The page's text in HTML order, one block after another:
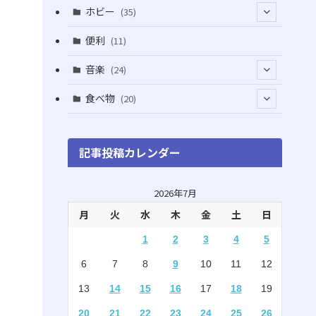
(1)
(3)
(4)
(12)
(4)
(6)
(75)
(7)
(22)
(1)
(5)
(4)
(8)
(5)
(10)
(8)
(15)
(3)
(1)
ホビー (35)
便利 (11)
音楽 (24)
(18)
食べ物 (20)
(6)
記事投稿カレンダー
2026年7月
月 火 水 木 金 土 日
1 2 3 4 5
6 7 8 9 10 11 12
13 14 15 16 17 18 19
20 21 22 23 24 25 26